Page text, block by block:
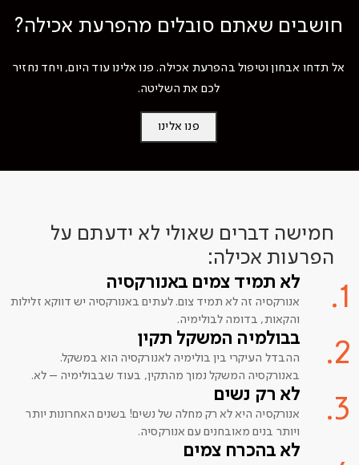
חושבים שאתם סובלים מהפרעת אכילה?
אל תדחו אבחון וטיפול בהפרעת אכילה. פנו אלינו עוד היום, ויחד נחזיר
לכם את השליטה.
פנו אלינו
חמישה דברים שאולי לא ידעתם על
הפרעות אכילה:
1. לא תמיד צמים באנורקסיה
אנורקסיה זה לא תמיד צום. לעתים באנורקסיה יש דווקא זלילות
והקאות, בדומה לבולימיה.
2. בבולמיה המשקל תקין
ההבדל העיקרי בין בולימיה לאנורקסיה הוא במשקל.
באנורקסיה המשקל נמוך מהתקין, בעוד שבבולימיה – לא.
3. לא רק נשים
אנורקסיה היא לא רק מחלה של נשים! בשנים האחרונות יותר
ויותר בנים מאובחנים עם אנורקסיה.
לא בהכרח צמים